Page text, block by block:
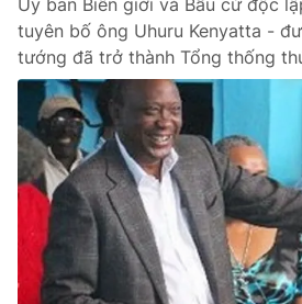
Ủy ban Biên giới và Bầu cử độc
tuyên bố ông Uhuru Kenyatta -
tướng đã trở thành Tổng thống